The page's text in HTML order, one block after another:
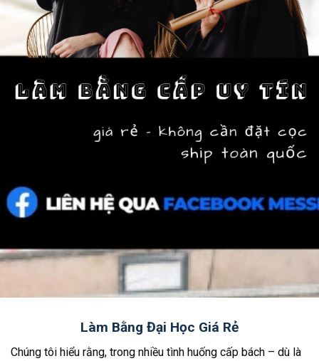
Làm Bằng Đại Học Giá Rẻ
Chúng tôi hiểu rằng, trong nhiều tình huống cấp bách – dù là